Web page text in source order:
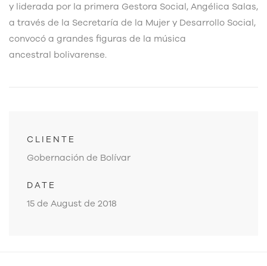
y liderada por la primera Gestora Social, Angélica Salas,
a través de la Secretaría de la Mujer y Desarrollo Social,
convocó a grandes figuras de la música
ancestral bolivarense.
CLIENTE
Gobernación de Bolívar
DATE
15 de August de 2018